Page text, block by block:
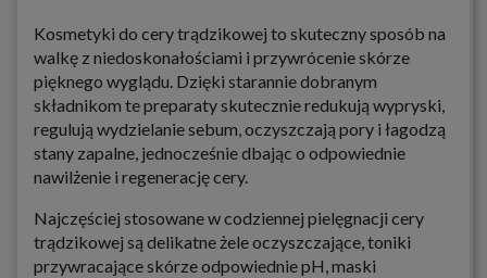
Kosmetyki do cery trądzikowej to skuteczny sposób na
walkę z niedoskonałościami i przywrócenie skórze
pięknego wyglądu. Dzięki starannie dobranym
składnikom te preparaty skutecznie redukują wypryski,
regulują wydzielanie sebum, oczyszczają pory i łagodzą
stany zapalne, jednocześnie dbając o odpowiednie
nawilżenie i regenerację cery.
Najczęściej stosowane w codziennej pielęgnacji cery
trądzikowej są delikatne żele oczyszczające, toniki
przywracające skórze odpowiednie pH, maski